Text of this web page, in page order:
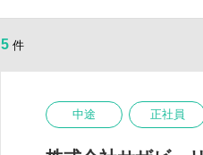
5 件
中途 正社員